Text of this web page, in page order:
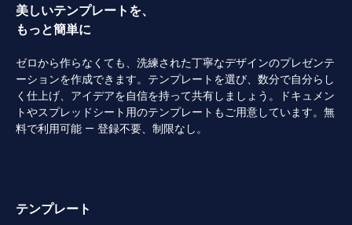
美しいテンプレートを、
もっと簡単に
ゼロから作らなくても、洗練された丁寧なデザインのプレゼンテ
ーションを作成できます。テンプレートを選び、数分で自分らし
く仕上げ、アイデアを自信を持って共有しましょう。ドキュメン
トやスプレッドシート用のテンプレートもご用意しています。無
料で利用可能 — 登録不要、制限なし。
テンプレート